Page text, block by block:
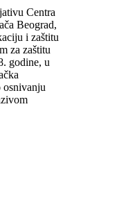
Centra
Beograd,
i zaštitu
za zaštitu
godine, u
osnivanju